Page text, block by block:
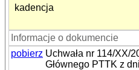
kadencja
Informacje o dokumencie
pobierz Uchwała nr 114/XX/
Głównego PTTK z